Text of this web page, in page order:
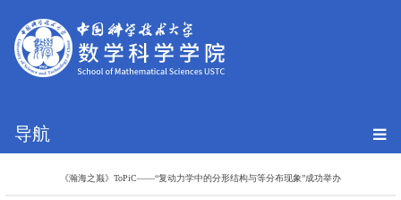
导航
《瀚海之巅》ToPiC——“复动力学中的分形结构与等分布现象”成功举办